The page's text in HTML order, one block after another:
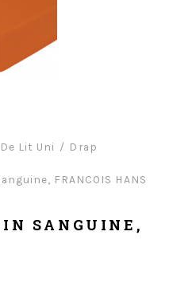
Lit Uni Drap
FRANCOIS HANS
SANGUINE,